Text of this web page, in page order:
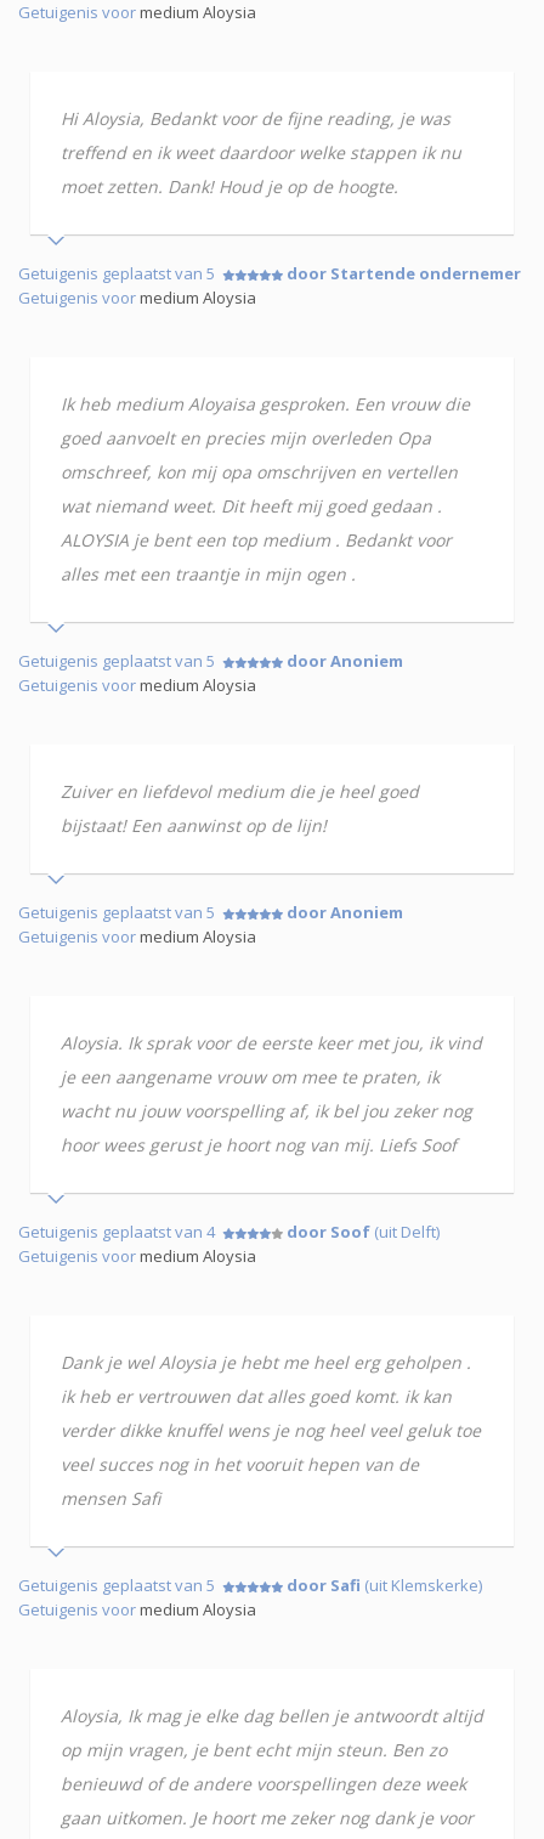
Getuigenis voormedium Aloysia
Hi Aloysia, Bedankt voor de fijne reading, je was
treffend en ik weet daardoor welke stappen ik nu
moet zetten. Dank! Houd je op de hoogte.
Getuigenis geplaatst van 5
door Startende ondernemer
Getuigenis voormedium Aloysia
Ik heb medium Aloyaisa gesproken. Een vrouw die
goed aanvoelt en precies mijn overleden Opa
omschreef, kon mij opa omschrijven en vertellen
wat niemand weet. Dit heeft mij goed gedaan .
ALOYSIA je bent een top medium . Bedankt voor
alles met een traantje in mijn ogen .
Getuigenis geplaatst van 5
door Anoniem
Getuigenis voormedium Aloysia
Zuiver en liefdevol medium die je heel goed
bijstaat! Een aanwinst op de lijn!
Getuigenis geplaatst van 5
door Anoniem
Getuigenis voormedium Aloysia
Aloysia. Ik sprak voor de eerste keer met jou, ik vind
je een aangename vrouw om mee te praten, ik
wacht nu jouw voorspelling af, ik bel jou zeker nog
hoor wees gerust je hoort nog van mij. Liefs Soof
Getuigenis geplaatst van 4 door Soof (uit Delft)
Getuigenis voormedium Aloysia
Dank je wel Aloysia je hebt me heel erg geholpen .
ik heb er vertrouwen dat alles goed komt. ik kan
verder dikke knuffel wens je nog heel veel geluk toe
veel succes nog in het vooruit hepen van de
mensen Safi
Getuigenis geplaatst van 5 door Safi (uit Klemskerke)
Getuigenis voormedium Aloysia
Aloysia, Ik mag je elke dag bellen je antwoordt altijd
op mijn vragen, je bent echt mijn steun. Ben zo
benieuwd of de andere voorspellingen deze week
gaan uitkomen. Je hoort me zeker nog dank je voor